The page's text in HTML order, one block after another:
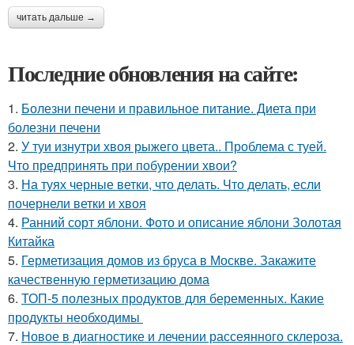
читать дальше →
Последние обновления на сайте:
1. Болезни печени и правильное питание. Диета при
болезни печени
2. У туи изнутри хвоя рыжего цвета.. Проблема с туей.
Что предпринять при побурении хвои?
3. На туях черные ветки, что делать. Что делать, если
почернели ветки и хвоя
4. Ранний сорт яблони. Фото и описание яблони Золотая
Китайка
5. Герметизация домов из бруса в Москве. Закажите
качественную герметизацию дома
6. ТОП-5 полезных продуктов для беременных. Какие
продукты необходимы
7. Новое в диагностике и лечении рассеянного склероза.